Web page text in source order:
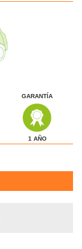
GARANTÍA
1 AÑO